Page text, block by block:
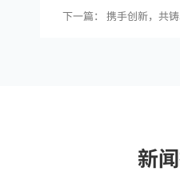
下一篇： 携手创新，共
新